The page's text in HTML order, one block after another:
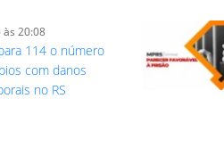
20:08
114 o número
com danos
no RS